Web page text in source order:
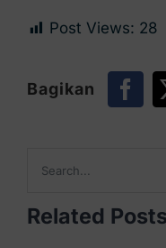
Post Views: 28
Bagikan
for:
Related Posts